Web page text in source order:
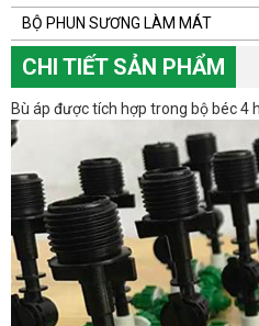
BỘ PHUN SƯƠNG LÀM MÁT
CHI TIẾT SẢN PHẨM
Bù áp được tích hợp trong bộ béc 4